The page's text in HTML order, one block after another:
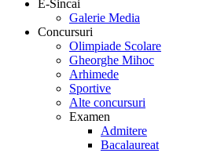
E-Sincai
Galerie Media
Concursuri
Olimpiade Scolare
Gheorghe Mihoc
Arhimede
Sportive
Alte concursuri
Examen
Admitere
Bacalaureat